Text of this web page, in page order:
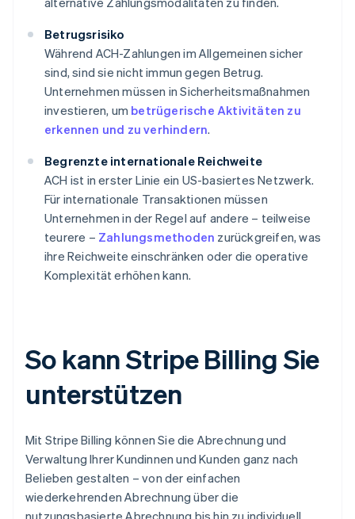
Betrugsrisiko
Während ACH-Zahlungen im Allgemeinen sicher
sind, sind sie nicht immun gegen Betrug.
Unternehmen müssen in Sicherheitsmaßnahmen
investieren, um betrügerische Aktivitäten zu
erkennen und zu verhindern.
Begrenzte internationale Reichweite
ACH ist in erster Linie ein US-basiertes Netzwerk.
Für internationale Transaktionen müssen
Unternehmen in der Regel auf andere – teilweise
teurere – Zahlungsmethoden zurückgreifen, was
ihre Reichweite einschränken oder die operative
Komplexität erhöhen kann.
So kann Stripe Billing Sie
unterstützen
Mit Stripe Billing können Sie die Abrechnung und
Verwaltung Ihrer Kundinnen und Kunden ganz nach
Belieben gestalten – von der einfachen
wiederkehrenden Abrechnung über die